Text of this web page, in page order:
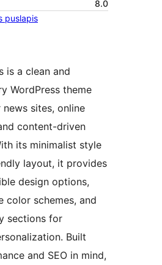
8.0
puslapis
is a clean and
WordPress theme
sites, online
content-driven
its minimalist style
layout, it provides
design options,
color schemes, and
sections for
Built
and SEO in mind,